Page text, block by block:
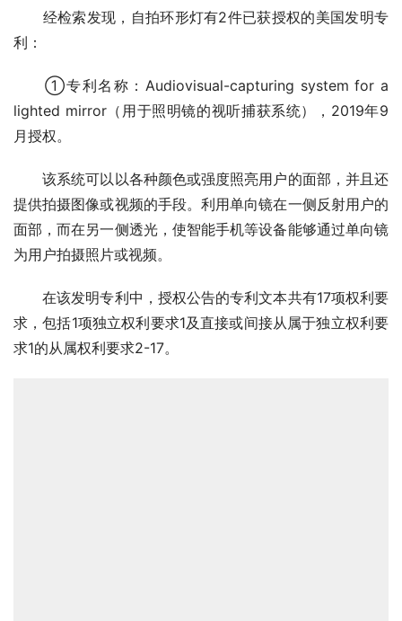
经检索发现，自拍环形灯有2件已获授权的美国发明专
利：
①专利名称：Audiovisual-capturing system for a
lighted mirror（用于照明镜的视听捕获系统），2019年9
月授权。
该系统可以以各种颜色或强度照亮用户的面部，并且还
提供拍摄图像或视频的手段。利用单向镜在一侧反射用户的
面部，而在另一侧透光，使智能手机等设备能够通过单向镜
为用户拍摄照片或视频。
在该发明专利中，授权公告的专利文本共有17项权利要
求，包括1项独立权利要求1及直接或间接从属于独立权利要
求1的从属权利要求2-17。